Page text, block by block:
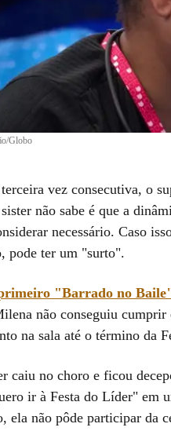
Globo
vez consecutiva, o
não sabe é que a
necessário. Caso
pode ter um "surto".
"Barrado no
não conseguiu
na sala até o término da
caiu no choro e ficou
ir à Festa do Líder" em
ela não pôde participar da